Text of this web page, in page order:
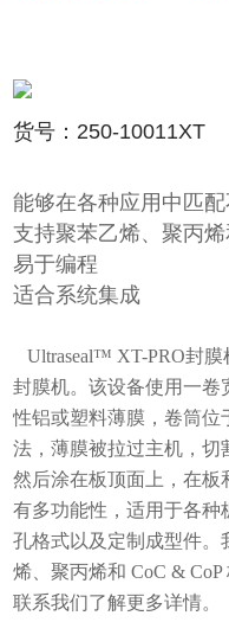
货号： 250-10011XT
能够在各种应用中匹
支持聚苯乙烯、聚丙烯
易于编程
适合系统集成
Ultraseal™ XT-PRO封膜
封膜机。该设备使用一卷
性铝或塑料薄膜，卷筒位
法，薄膜被拉过主机，切
然后涂在板顶面上，在板
有多功能性，适用于各种
孔格式以及定制成型件。
烯、聚丙烯和 CoC & CoP
联系我们了解更多详情。